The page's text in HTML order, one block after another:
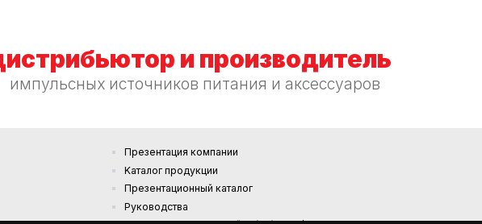
и производитель
импульсных источников питания и аксессуаров
Презентация компании
Kаталог продукции
Презентационный каталог
Руководства